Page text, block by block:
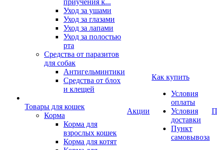
приучения к...
Уход за ушами
Уход за глазами
Уход за лапами
Уход за полостью
рта
Средства от паразитов
для собак
Антигельминтики
Средства от блох
и клещей
Товары для кошек
Корма
Корма для
взрослых кошек
Корма для котят
Акции
Как купить
Условия
оплаты
Условия
доставки
Пункт
самовывоза